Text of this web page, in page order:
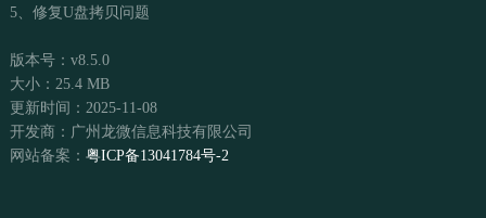
5、修复U盘拷贝问题
版本号：v8.5.0
大小：25.4 MB
更新时间：2025-11-08
开发商：广州龙微信息科技有限公司
网站备案： 粤ICP备13041784号-2